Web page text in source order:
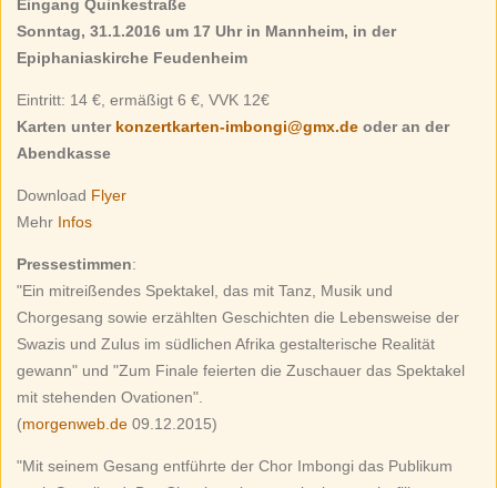
Eingang Quinkestraße
Sonntag, 31.1.2016 um 17 Uhr in Mannheim, in der
Epiphaniaskirche Feudenheim
Eintritt: 14 €, ermäßigt 6 €, VVK 12€
Karten unter konzertkarten-imbongi@gmx.de oder an der
Abendkasse
Download Flyer
Mehr Infos
Pressestimmen:
"Ein mitreißendes Spektakel, das mit Tanz, Musik und
Chorgesang sowie erzählten Geschichten die Lebensweise der
Swazis und Zulus im südlichen Afrika gestalterische Realität
gewann" und "Zum Finale feierten die Zuschauer das Spektakel
mit stehenden Ovationen".
(morgenweb.de 09.12.2015)
"Mit seinem Gesang entführte der Chor Imbongi das Publikum